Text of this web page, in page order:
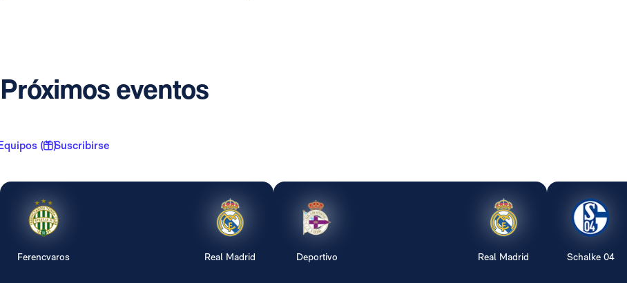
Próximos eventos
( 1 )Suscribirse
Ferencvaros Real Madrid Deportivo Real Madrid Schalke 04